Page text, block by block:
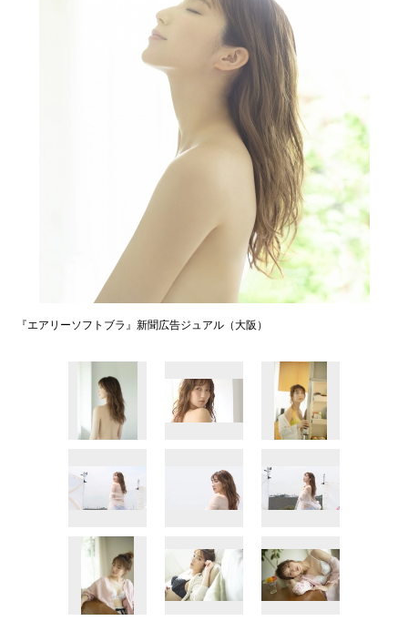
『エアリーソフトブラ』新聞広告ジュアル（大阪）